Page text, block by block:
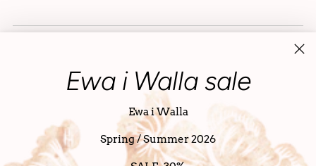
Ewa i Walla sale
Ewa i Walla
Spring / Summer 2026
Sprache
Deutsch Währung Niederlande (EUR €)
Urheberrecht © 2026, SanDahlia. Alle Rechte vorbehalten Siehe